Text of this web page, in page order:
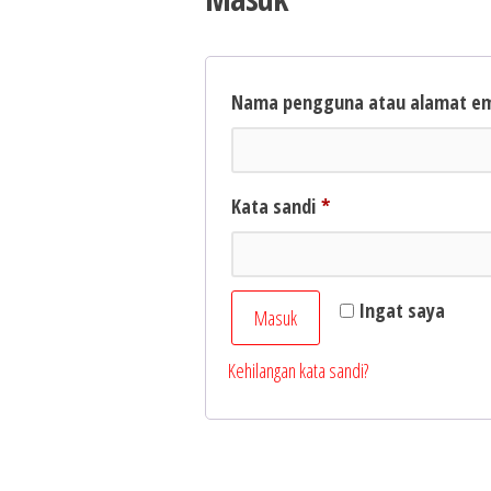
Nama pengguna atau alamat
Kata sandi *Wajib
Ingat saya
Masuk
Kehilangan kata sandi?